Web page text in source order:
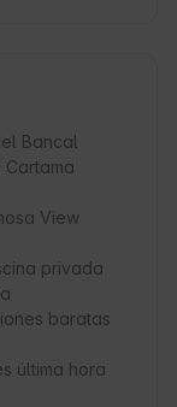
Bancal
View
privada
baratas
última hora